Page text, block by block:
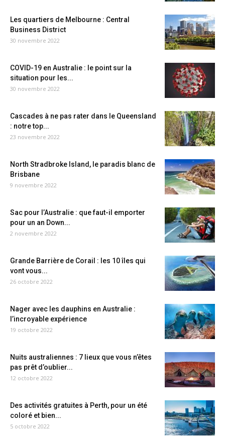
Les quartiers de Melbourne : Central
Business District
30 novembre 2022
COVID-19 en Australie : le point sur la
situation pour les...
30 novembre 2022
Cascades à ne pas rater dans le Queensland
: notre top...
23 novembre 2022
North Stradbroke Island, le paradis blanc de
Brisbane
9 novembre 2022
Sac pour l’Australie : que faut-il emporter
pour un an Down...
2 novembre 2022
Grande Barrière de Corail : les 10 îles qui
vont vous...
26 octobre 2022
Nager avec les dauphins en Australie :
l’incroyable expérience
19 octobre 2022
Nuits australiennes : 7 lieux que vous n’êtes
pas prêt d’oublier...
12 octobre 2022
Des activités gratuites à Perth, pour un été
coloré et bien...
5 octobre 2022